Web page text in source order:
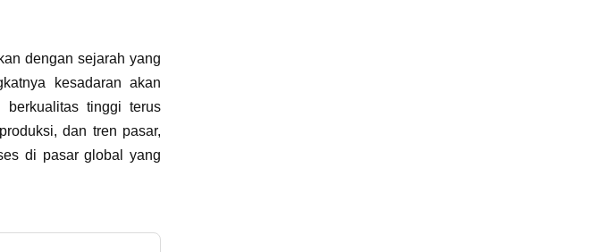
dengan sejarah yang
kesadaran akan
berkualitas tinggi terus
dan tren pasar,
di pasar global yang